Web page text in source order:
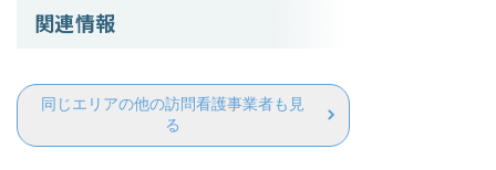
関連情報
同じエリアの他の訪問看護事業者も見
る